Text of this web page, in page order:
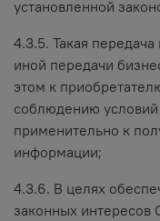
установленной
4.3.5. Такая
иной передачи
этом к
соблюдению
применительно к
информации;
4.3.6. В целях
законных интересов